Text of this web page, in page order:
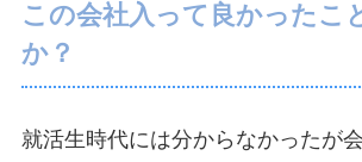
この会社入って良かったこ
か？
就活生時代には分からなかったが